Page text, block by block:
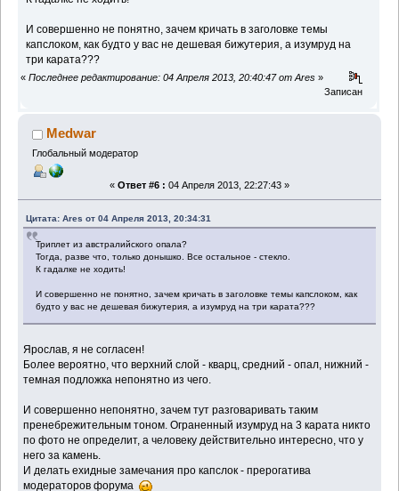
И совершенно не понятно, зачем кричать в заголовке темы
капслоком, как будто у вас не дешевая бижутерия, а изумруд на
три карата???
« Последнее редактирование: 04 Апреля 2013, 20:40:47 от Ares »
Записан
Medwar
Глобальный модератор
« Ответ #6 : 04 Апреля 2013, 22:27:43 »
Цитата: Ares от 04 Апреля 2013, 20:34:31
Триплет из австралийского опала?
Тогда, разве что, только донышко. Все остальное - стекло.
К гадалке не ходить!
И совершенно не понятно, зачем кричать в заголовке темы капслоком, как
будто у вас не дешевая бижутерия, а изумруд на три карата???
Ярослав, я не согласен!
Более вероятно, что верхний слой - кварц, средний - опал, нижний -
темная подложка непонятно из чего.
И совершенно непонятно, зачем тут разговаривать таким
пренебрежительным тоном. Ограненный изумруд на 3 карата никто
по фото не определит, а человеку действительно интересно, что у
него за камень.
И делать ехидные замечания про капслок - прерогатива
модераторов форума